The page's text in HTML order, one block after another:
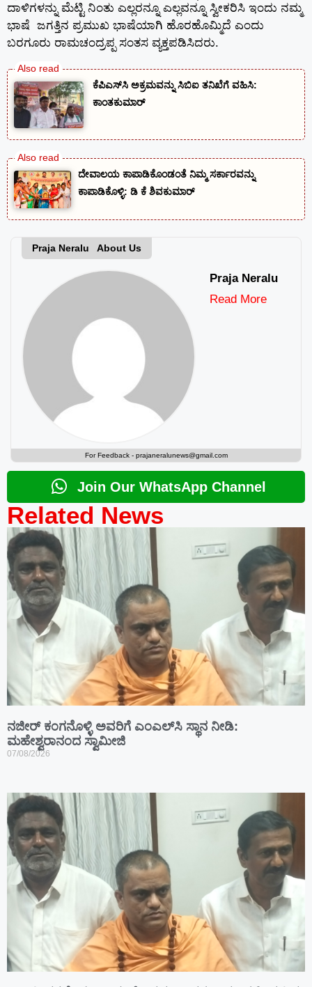
ದಾಳಿಗಳನ್ನು ಮೆಟ್ಟಿ ನಿಂತು ಎಲ್ಲರನ್ನೂ ಎಲ್ಲವನ್ನೂ ಸ್ವೀಕರಿಸಿ ಇಂದು ನಮ್ಮ
ಭಾಷೆ ಜಗತ್ತಿನ ಪ್ರಮುಖ ಭಾಷೆಯಾಗಿ ಹೊರಹೊಮ್ಮಿದೆ ಎಂದು
ಬರಗೂರು ರಾಮಚಂದ್ರಪ್ಪ ಸಂತಸ ವ್ಯಕ್ತಪಡಿಸಿದರು.
ಕೆಪಿಎಸ್‍ಸಿ ಅಕ್ರಮವನ್ನು ಸಿಬಿಐ ತನಿಖೆಗೆ ವಹಿಸಿ:
ಕಾಂತಕುಮಾರ್
ದೇವಾಲಯ ಕಾಪಾಡಿಕೊಂಡಂತೆ ನಿಮ್ಮ ಸರ್ಕಾರವನ್ನು
ಕಾಪಾಡಿಕೊಳ್ಳಿ: ಡಿ ಕೆ ಶಿವಕುಮಾರ್
Praja Neralu About Us
Praja Neralu
Read More
For Feedback - prajaneralunews@gmail.com
Join Our WhatsApp Channel
Related News
ನಜೀರ್ ಕಂಗನೊಳ್ಳಿ ಅವರಿಗೆ ಎಂಎಲ್‌ಸಿ ಸ್ಥಾನ ನೀಡಿ:
ಮಹೇಶ್ವರಾನಂದ ಸ್ವಾಮೀಜಿ
07/08/2026